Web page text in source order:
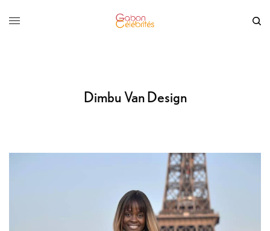
Dimbu Van Design